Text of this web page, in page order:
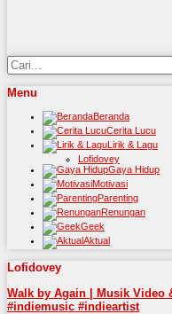
Menu
Beranda
Cerita Lucu
Lirik & Lagu
Lofidovey
Gaya Hidup
Motivasi
Parenting
Renungan
Geek
Aktual
Lofidovey
Walk by Again | Musik Video
#indiemusic #indieartist